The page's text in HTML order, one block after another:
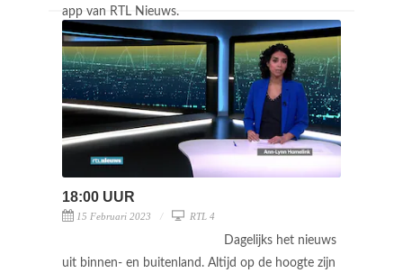
app van RTL Nieuws.
18:00 UUR
15 Februari 2023 RTL 4
Dagelijks het nieuws
uit binnen- en buitenland. Altijd op de hoogte zijn